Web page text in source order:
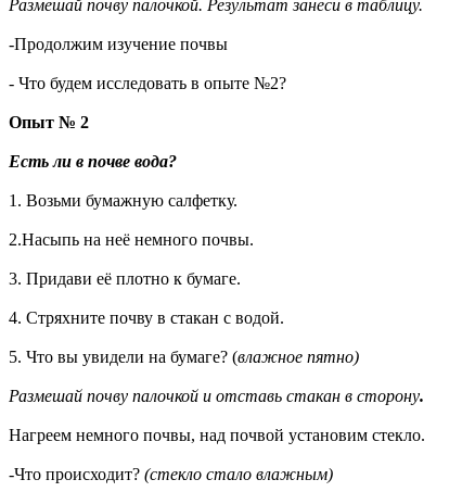
Размешай почву палочкой. Результат занеси в таблицу.
-Продолжим изучение почвы
- Что будем исследовать в опыте №2?
Опыт № 2
Есть ли в почве вода?
1. Возьми бумажную салфетку.
2.Насыпь на неё немного почвы.
3. Придави её плотно к бумаге.
4. Стряхните почву в стакан с водой.
5. Что вы увидели на бумаге? (влажное пятно)
Размешай почву палочкой и отставь стакан в сторону.
Нагреем немного почвы, над почвой установим стекло.
-Что происходит? (стекло стало влажным)